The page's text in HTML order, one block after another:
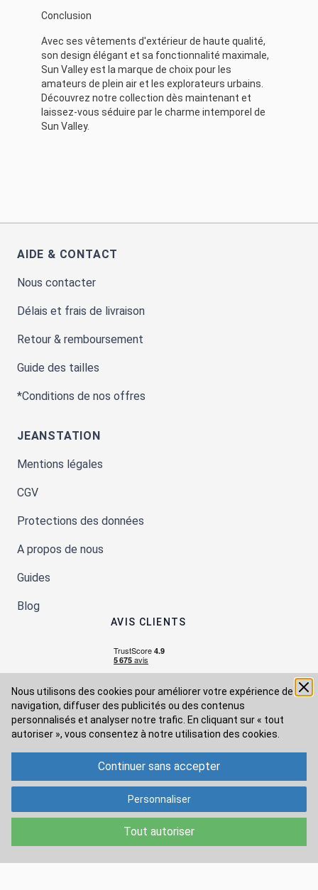
Nous utilisons des cookies pour améliorer votre expérience de
navigation, diffuser des publicités ou des contenus
personnalisés et analyser notre trafic. En cliquant sur « tout
autoriser », vous consentez à notre utilisation des cookies.
Tout autoriser
Continuer sans accepter
Personnaliser
Conclusion
Avec ses vêtements d'extérieur de haute qualité,
son design élégant et sa fonctionnalité maximale,
Sun Valley est la marque de choix pour les
amateurs de plein air et les explorateurs urbains.
Découvrez notre collection dès maintenant et
laissez-vous séduire par le charme intemporel de
Sun Valley.
AIDE & CONTACT
Nous contacter
Délais et frais de livraison
Retour & remboursement
Guide des tailles
*Conditions de nos offres
JEANSTATION
Mentions légales
CGV
Protections des données
A propos de nous
Guides
Blog
AVIS CLIENTS
Moyens de paiement
Modes de livraison